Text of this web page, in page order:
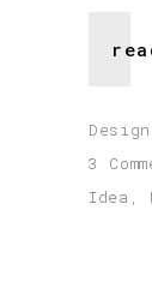
Design
3
Idea